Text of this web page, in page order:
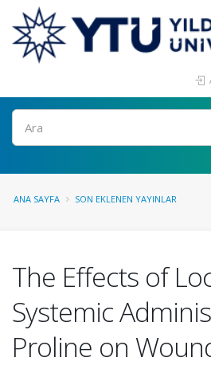
Ara
ANA SAYFA SON EKLENEN YAYINLAR
The Effects of
Systemic
Proline on